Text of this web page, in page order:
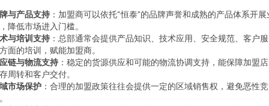
与产品支持 ：加盟商可以依托“恒泰”的品牌声誉和成熟的产品体系开展
降低市场进入门槛。
与培训支持 ：总部通常会提供产品知识、技术应用、安全规范、客户
面的培训，赋能加盟商。
链与物流支持 ：稳定的货源供应和可能的物流协调支持，能保障加盟
周转和客户交付。
市场保护 ：合理的加盟政策往往会提供一定的区域销售权，避免恶性竞